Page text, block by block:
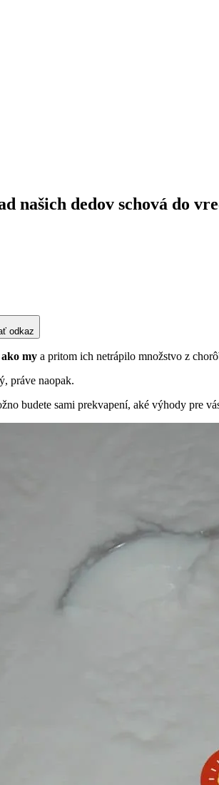
našich dedov schová do
odkaz
my a pritom ich netrápilo množstvo z
práve naopak.
budete sami prekvapení, aké výhody pre